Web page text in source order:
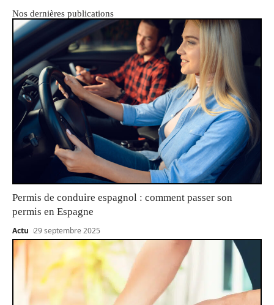
Nos dernières publications
Permis de conduire espagnol : comment passer son
permis en Espagne
Actu 29 septembre 2025